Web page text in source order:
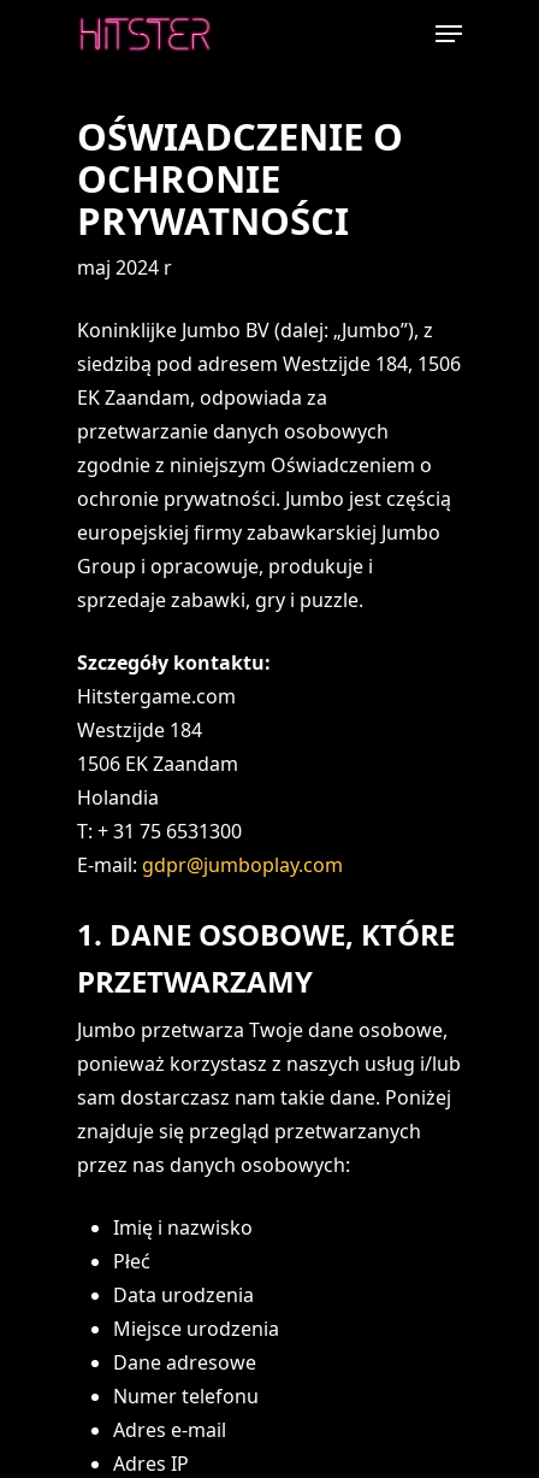
Menu
OŚWIADCZENIE O
OCHRONIE
PRYWATNOŚCI
maj 2024 r
Koninklijke Jumbo BV (dalej: „Jumbo”), z
siedzibą pod adresem Westzijde 184, 1506
EK Zaandam, odpowiada za
przetwarzanie danych osobowych
zgodnie z niniejszym Oświadczeniem o
ochronie prywatności. Jumbo jest częścią
europejskiej firmy zabawkarskiej Jumbo
Group i opracowuje, produkuje i
sprzedaje zabawki, gry i puzzle.
Szczegóły kontaktu:
Hitstergame.com
Westzijde 184
1506 EK Zaandam
Holandia
T: + 31 75 6531300
E-mail: gdpr@jumboplay.com
1. DANE OSOBOWE, KTÓRE
PRZETWARZAMY
Jumbo przetwarza Twoje dane osobowe,
ponieważ korzystasz z naszych usług i/lub
sam dostarczasz nam takie dane. Poniżej
znajduje się przegląd przetwarzanych
przez nas danych osobowych:
Imię i nazwisko
Płeć
Data urodzenia
Miejsce urodzenia
Dane adresowe
Numer telefonu
Adres e-mail
Adres IP